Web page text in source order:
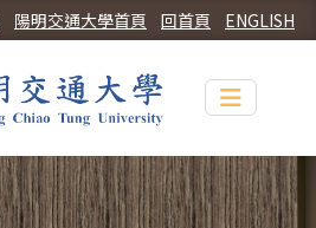
ENGLISH
回首頁
陽明交通大學首頁
Toggle